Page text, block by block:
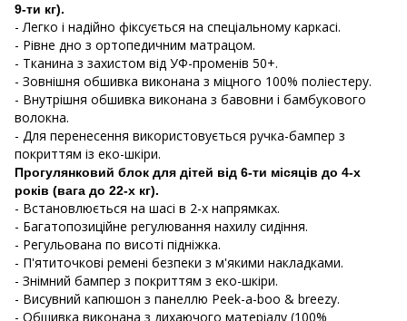
9-ти кг).
- Легко і надійно фіксується на спеціальному каркасі.
- Рівне дно з ортопедичним матрацом.
- Тканина з захистом від УФ-променів 50+.
- Зовнішня обшивка виконана з міцного 100% поліестеру.
- Внутрішня обшивка виконана з бавовни і бамбукового
волокна.
- Для перенесення використовується ручка-бампер з
покриттям із еко-шкіри.
Прогулянковий блок для дітей від 6-ти місяців до 4-х
років (вага до 22-х кг).
- Встановлюється на шасі в 2-х напрямках.
- Багатопозиційне регулювання нахилу сидіння.
- Регульована по висоті підніжка.
- П'ятиточкові ремені безпеки з м'якими накладками.
- Знімний бампер з покриттям з еко-шкіри.
- Висувний капюшон з панеллю Peek-a-boo & breezy.
- Обшивка виконана з дихаючого матеріалу (100%